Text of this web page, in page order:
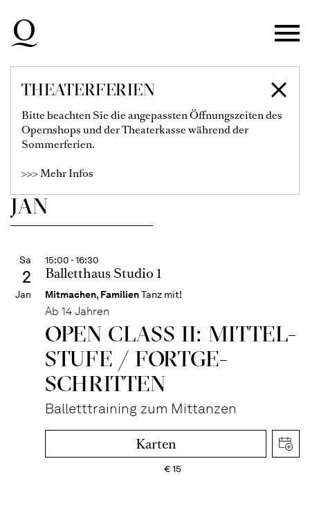
Zur Hauptnavigation springen
Zum Hauptinhalt springen
Zum Footer springen
THEATERFERIEN
Bitte beachten Sie die angepassten Öffnungszeiten des
Opernshops und der Theaterkasse während der
Sommerferien.
>>> Mehr Infos
31
Dez
Frederick Loewe (Musik), Alan Jay
Lerner (Buch und Liedtexte)
Karten
JAN
Sa
2
Jan
15:00 - 16:30
Balletthaus Studio 1
Mitmachen, FamilienTanz mit!
Ab 14 Jahren
OPEN CLASS II: MITTEL­
STUFE / FORT­GE­
SCHRITTEN
Balletttraining zum Mittanzen
Karten
€15